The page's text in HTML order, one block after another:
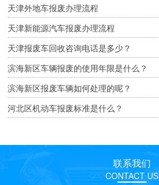
天津外地车报废办理流程
天津新能源汽车报废办理流程
天津报废车回收咨询电话是多少？
滨海新区车辆报废的使用年限是什么？
滨海新区报废车辆如何处理的呢？
河北区机动车报废标准是什么？
联系我们
CONTACT US